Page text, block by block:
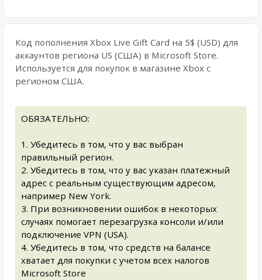
Код пополнения Xbox Live Gift Card на 5$ (USD) для
аккаунтов региона US (США) в Microsoft Store.
Используется для покупок в магазине Xbox с
регионом США.
ОБЯЗАТЕЛЬНО:
1. Убедитесь в том, что у вас выбран
правильный регион.
2. Убедитесь в том, что у вас указан платежный
адрес с реальным существующим адресом,
например New York.
3. При возникновении ошибок в некоторых
случаях помогает перезагрузка консоли и/или
подключение VPN (USA).
4. Убедитесь в том, что средств на балансе
хватает для покупки с учетом всех налогов
Microsoft Store